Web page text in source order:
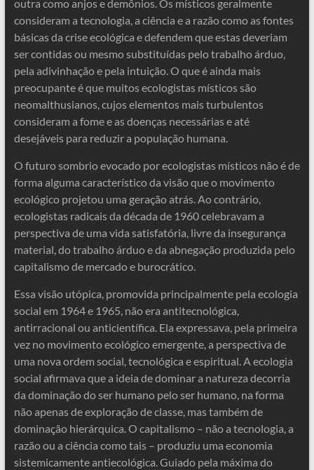
outra como anjos e demônios. Os místicos geralmente
consideram a tecnologia, a ciência e a razão como as fontes
básicas da crise ecológica e defendem que estas deveriam
ser contidas ou mesmo substituídas pelo trabalho árduo,
pela adivinhação e pela intuição. O que é ainda mais
preocupante é que muitos ecologistas místicos são
neomalthusianos, cujos elementos mais turbulentos
consideram a fome e as doenças necessárias e até
desejáveis ​​para reduzir a população humana.
O futuro sombrio evocado por ecologistas místicos não é de
forma alguma característico da visão que o movimento
ecológico projetou uma geração atrás. Ao contrário,
ecologistas radicais da década de 1960 celebravam a
perspectiva de uma vida satisfatória, livre da insegurança
material, do trabalho árduo e da abnegação produzida pelo
capitalismo de mercado e burocrático.
Essa visão utópica, promovida principalmente pela ecologia
social em 1964 e 1965, não era antitecnológica,
antirracional ou anticientífica. Ela expressava, pela primeira
vez no movimento ecológico emergente, a perspectiva de
uma nova ordem social, tecnológica e espiritual. A ecologia
social afirmava que a ideia de dominar a natureza decorria
da dominação do ser humano pelo ser humano, na forma
não apenas de exploração de classe, mas também de
dominação hierárquica. O capitalismo – não a tecnologia, a
razão ou a ciência como tais – produziu uma economia
sistemicamente antiecológica. Guiado pela máxima do